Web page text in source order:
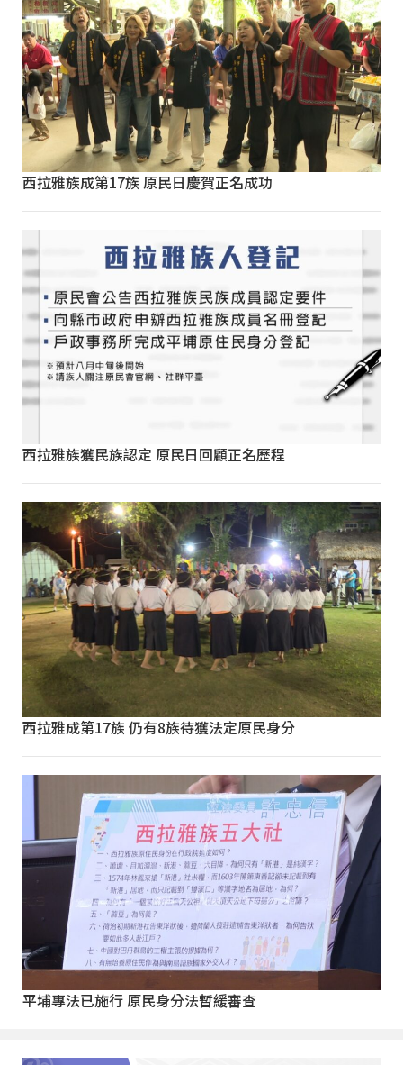
西拉雅族成第17族 原民日慶賀正名成功
西拉雅族獲民族認定 原民日回顧正名歷程
西拉雅成第17族 仍有8族待獲法定原民身分
平埔專法已施行 原民身分法暫緩審查